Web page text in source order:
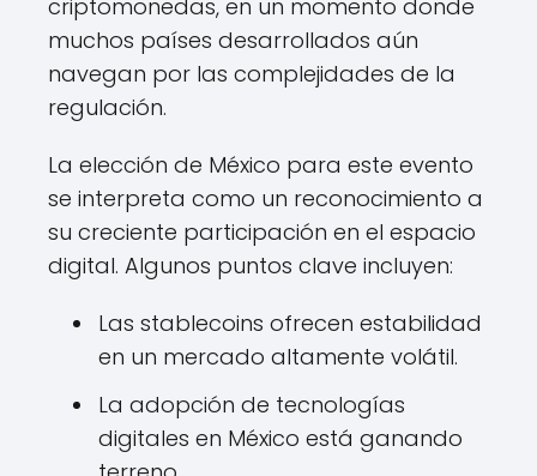
criptomonedas, en un momento donde
muchos países desarrollados aún
navegan por las complejidades de la
regulación.
La elección de México para este evento
se interpreta como un reconocimiento a
su creciente participación en el espacio
digital. Algunos puntos clave incluyen:
Las stablecoins ofrecen estabilidad
en un mercado altamente volátil.
La adopción de tecnologías
digitales en México está ganando